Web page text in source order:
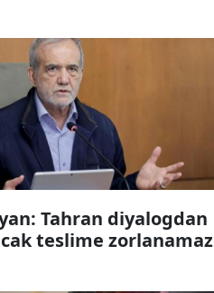
Tahran diyalogdan
teslime zorlanamaz